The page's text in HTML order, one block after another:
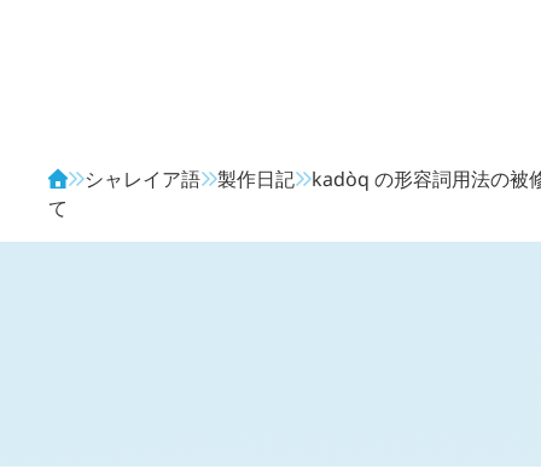
シャレイア語 製作日記 kadòq の形容詞用法の被
て